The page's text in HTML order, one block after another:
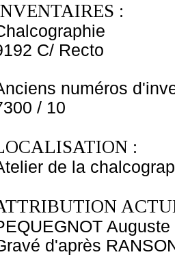
:
C/ Recto
numéros
/ 10
:
de la
Auguste
d'après